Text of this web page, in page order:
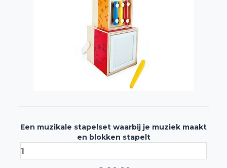
Een muzikale stapelset waarbij je muziek maakt
en blokken stapelt